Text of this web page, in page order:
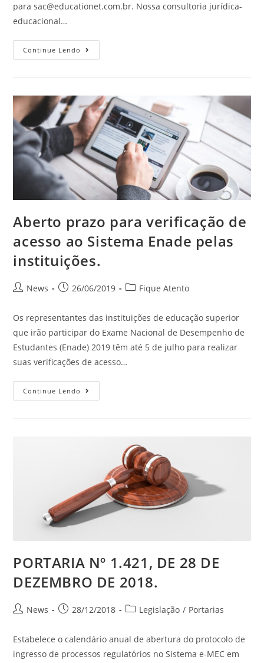
parasac@educationet.com.br. Nossa consultoria jurídica-
educacional…
Continue Lendo
Aberto prazo para verificação de
acesso ao Sistema Enade pelas
instituições.
News 26/06/2019 Fique Atento
Os representantes das instituições de educação superior
que irão participar do Exame Nacional de Desempenho de
Estudantes (Enade) 2019 têm até 5 de julho para realizar
suas verificações de acesso…
Continue Lendo
PORTARIA Nº 1.421, DE 28 DE
DEZEMBRO DE 2018.
News 28/12/2018 Legislação / Portarias
Estabelece o calendário anual de abertura do protocolo de
ingresso de processos regulatórios no Sistema e-MEC em